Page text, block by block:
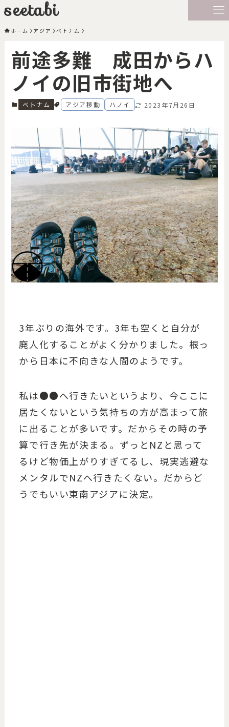
seetabi
ホーム アジア ベトナム
前途多難 成田からハ
ノイの旧市街地へ
ベトナム アジア移動 ハノイ 2023年7月26日
3年ぶりの海外です。3年も空くと自分が
廃人化することがよく分かりました。根っ
から日本に不向きな人間のようです。
私は●●へ行きたいというより、今ここに
居たくないという気持ちの方が高まって旅
に出ることが多いです。だからその時の予
算で行き先が決まる。ずっとNZと思って
るけど物価上がりすぎてるし、現実逃避な
メンタルでNZへ行きたくない。だからど
うでもいい東南アジアに決定。